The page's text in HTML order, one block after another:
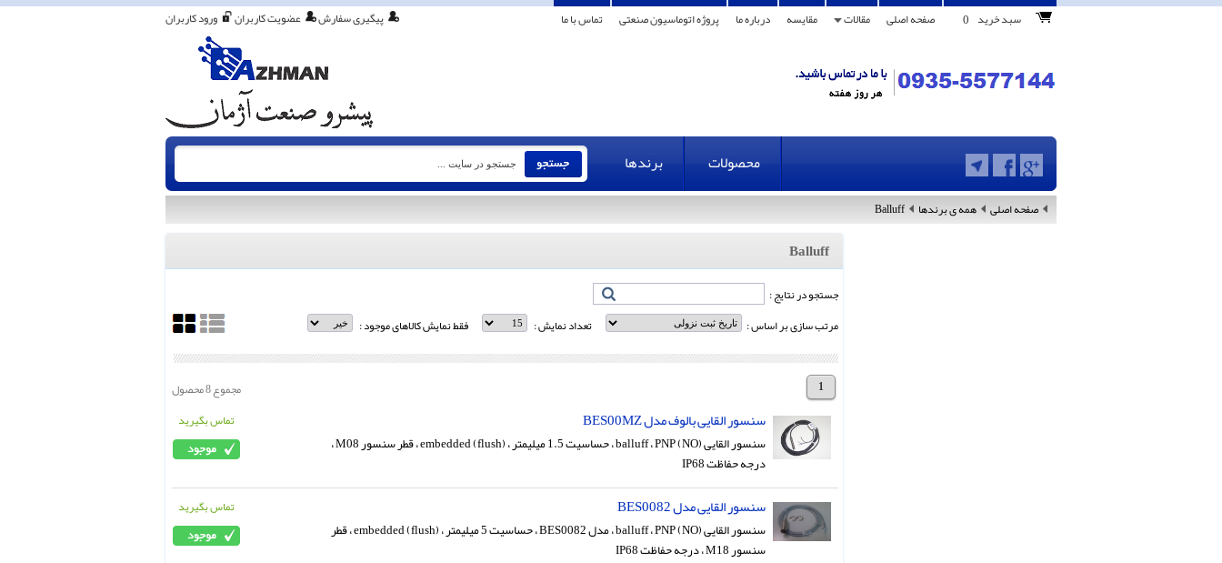
ورود کاربران عضویت کاربران پیگیری سفارش سبد خرید 0 صفحه اصلی مقالات مقایسه درباره ما پروژه اتوماسیون صنعتی تماس با ما
محصولات برندها
صفحه اصلی همه ی برندها Balluff
Balluff
جستجو در نتایج :
مرتب سازی بر اساس :
تعداد نمایش : فقط نمایش کالاهای موجود :
1 مجموع 8 محصول
سنسور القایی بالوف مدل BES00MZ
سنسور القایی (balluff ، PNP (NO ، حساسیت 1.5 میلیمتر ، (embedded (flush ، قطر سنسور M08 ،
درجه حفاظت IP68
تماس بگیرید
سنسور القایی مدل BES0082
سنسور القایی (balluff ، PNP (NO ، مدل BES0082 ، حساسیت 5 میلیمتر ، (embedded (flush ، قطر
سنسور M18 ، درجه حفاظت IP68
تماس بگیرید